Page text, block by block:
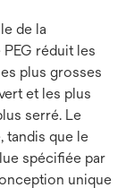
de la
réduit les
plus grosses
et les plus
serré. Le
tandis que le
spécifiée par
unique